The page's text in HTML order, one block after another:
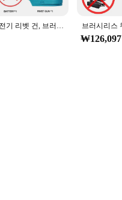
KEEAFOR 전기 리벳 건, 브러시리스 리벳 너트 건, 네일 건, 무선 드릴 인서트 전동 공구, Makita 18V 배터리, 20000N, 720W
₩126,097